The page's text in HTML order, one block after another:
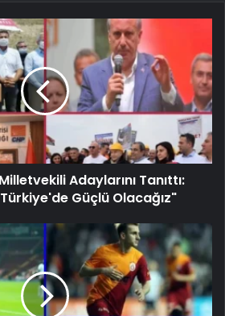
Adaylarını Tanıttı:
Güçlü Olacağız"